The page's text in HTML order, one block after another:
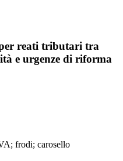
reati tributari tra
e urgenze di riforma
frodi; carosello